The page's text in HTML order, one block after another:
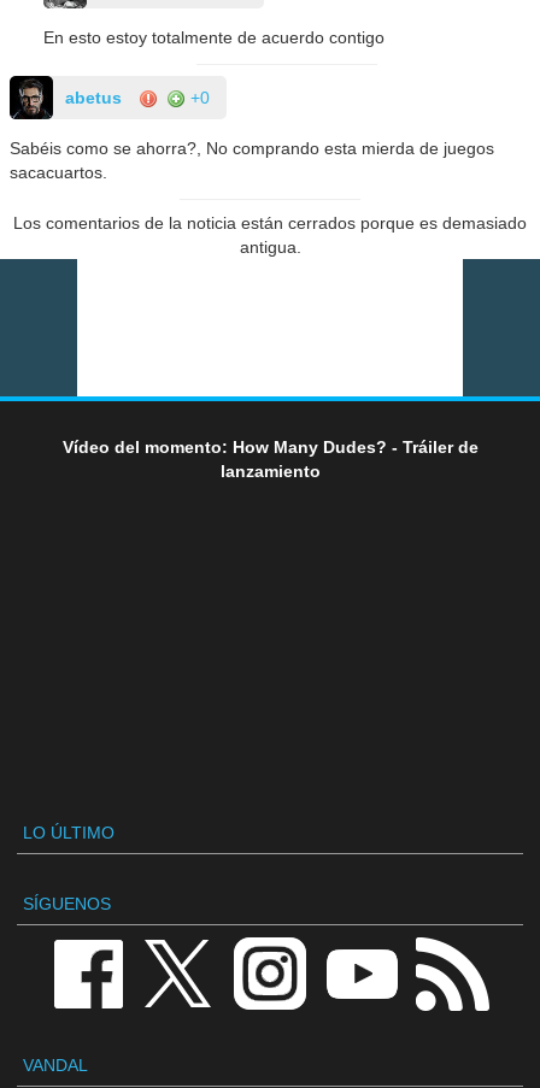
En esto estoy totalmente de acuerdo contigo
abetus +0
Sabéis como se ahorra?, No comprando esta mierda de juegos
sacacuartos.
Los comentarios de la noticia están cerrados porque es demasiado
antigua.
Vídeo del momento: How Many Dudes? - Tráiler de
lanzamiento
LO ÚLTIMO
SÍGUENOS
VANDAL